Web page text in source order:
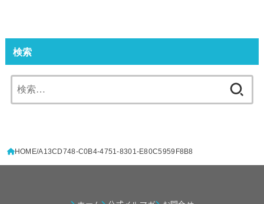
検索
索:
HOME A13CD748-C0B4-4751-8301-E80C5959F8B8